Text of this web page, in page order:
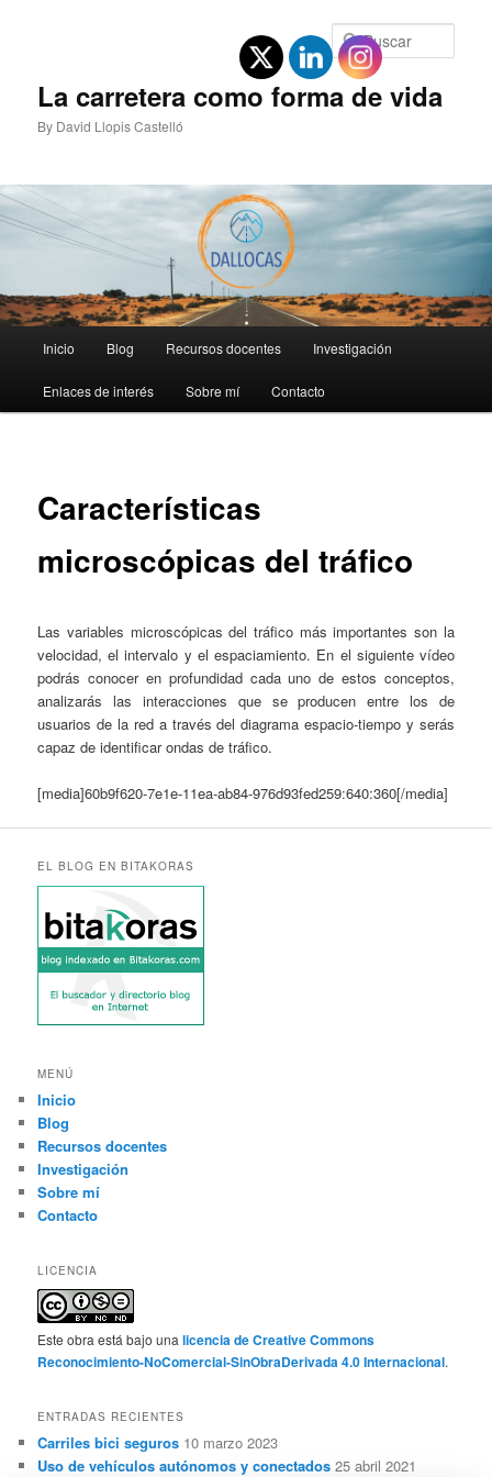
La carretera como forma de vida
By David Llopis Castelló
principal
Inicio Blog Recursos docentes Investigación
Enlaces de interés Sobre mí Contacto
Características
microscópicas del tráfico
Las variables microscópicas del tráfico más importantes son la
velocidad, el intervalo y el espaciamiento. En el siguiente vídeo
podrás conocer en profundidad cada uno de estos conceptos,
analizarás las interacciones que se producen entre los de
usuarios de la red a través del diagrama espacio-tiempo y serás
capaz de identificar ondas de tráfico.
[media]60b9f620-7e1e-11ea-ab84-976d93fed259:640:360[/media]
EL BLOG EN BITAKORAS
MENÚ
Inicio
Blog
Recursos docentes
Investigación
Sobre mí
Contacto
LICENCIA
Este obra está bajo unalicencia de Creative Commons
Reconocimiento-NoComercial-SinObraDerivada 4.0 Internacional.
ENTRADAS RECIENTES
Carriles bici seguros 10 marzo 2023
Uso de vehículos autónomos y conectados 25 abril 2021